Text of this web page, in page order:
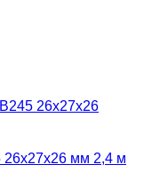
26х27х26 мм 2,4 м